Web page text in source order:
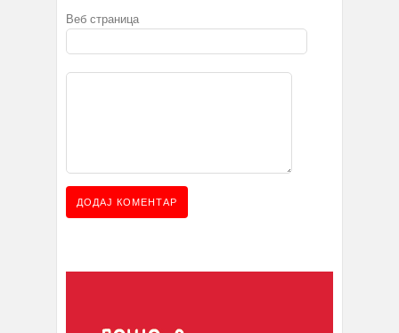
Веб страница